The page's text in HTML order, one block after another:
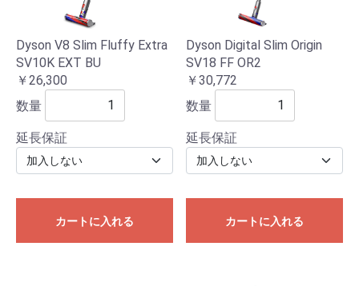
Dyson V8 Slim Fluffy Extra
SV10K EXT BU
￥26,300
数量
延長保証
カートに入れる
Dyson Digital Slim Origin
SV18 FF OR2
￥30,772
数量
延長保証
カートに入れる